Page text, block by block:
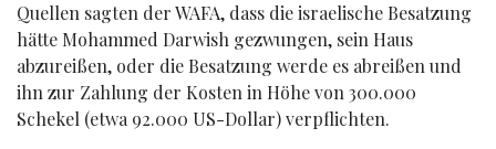
Quellen sagten der WAFA, dass die israelische Besatzung
hätte Mohammed Darwish gezwungen, sein Haus
abzureißen, oder die Besatzung werde es abreißen und
ihn zur Zahlung der Kosten in Höhe von 300.000
Schekel (etwa 92.000 US-Dollar) verpflichten.